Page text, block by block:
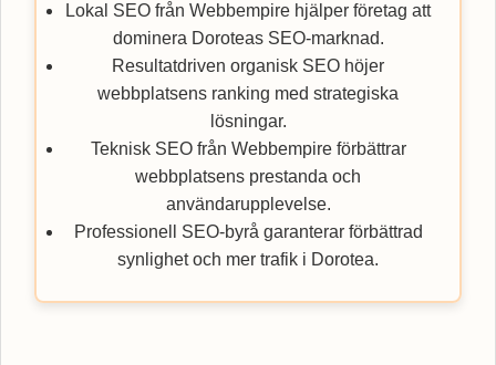
Lokal SEO från Webbempire hjälper företag att
dominera Doroteas SEO-marknad.
Resultatdriven organisk SEO höjer
webbplatsens ranking med strategiska
lösningar.
Teknisk SEO från Webbempire förbättrar
webbplatsens prestanda och
användarupplevelse.
Professionell SEO-byrå garanterar förbättrad
synlighet och mer trafik i Dorotea.